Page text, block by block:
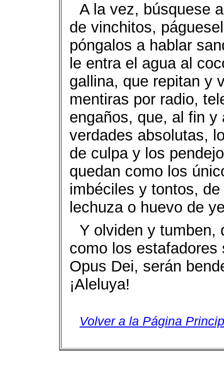
A la vez, búsquese
de vinchitos,
póngalos a hablar
le entra el agua al
gallina, que repitan y
mentiras por radio,
engaños, que, al fin
verdades absolutas,
de culpa y los
quedan como los
imbéciles y tontos,
lechuza o huevo de
Y olviden y tumben,
como los
Opus Dei, serán
¡Aleluya!
Volver a la Página